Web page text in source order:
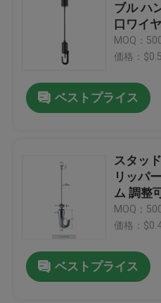
ブル ハ
口ワイ
1.5mm
MOQ：
価格：
ベストプライス
スタッ
リッパ
ム 調整
容量
MOQ：
価格：
ベストプライス